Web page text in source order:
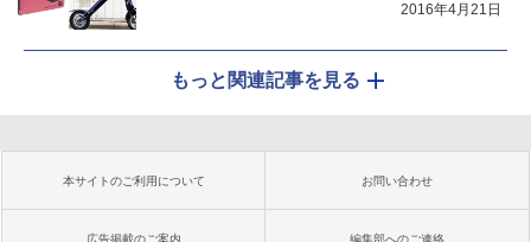
2016年4月21日
もっと関連記事を見る
本サイトのご利用について お問い合わせ
広告掲載のご案内 編集部へのご連絡